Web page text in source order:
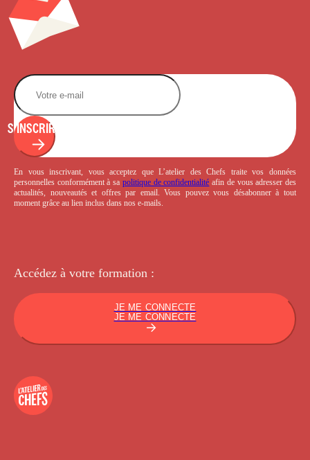
S'INSCRIRE
En vous inscrivant, vous acceptez que L’atelier des Chefs traite vos données
personnelles conformément à sa politique de confidentialité afin de vous adresser des
actualités, nouveautés et offres par email. Vous pouvez vous désabonner à tout
moment grâce au lien inclus dans nos e-mails.
Accédez à votre formation :
JE ME CONNECTE
JE ME CONNECTE